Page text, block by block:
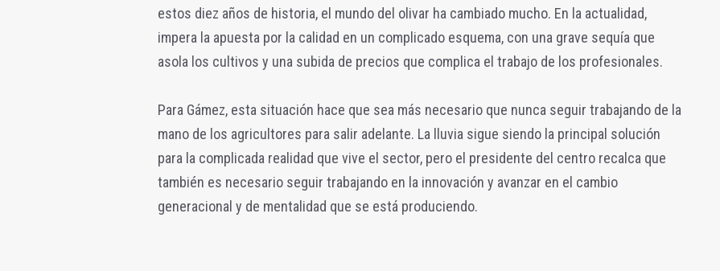
estos diez años de historia, el mundo del olivar ha cambiado mucho. En la actualidad,
impera la apuesta por la calidad en un complicado esquema, con una grave sequía que
asola los cultivos y una subida de precios que complica el trabajo de los profesionales.
Para Gámez, esta situación hace que sea más necesario que nunca seguir trabajando de la
mano de los agricultores para salir adelante. La lluvia sigue siendo la principal solución
para la complicada realidad que vive el sector, pero el presidente del centro recalca que
también es necesario seguir trabajando en la innovación y avanzar en el cambio
generacional y de mentalidad que se está produciendo.